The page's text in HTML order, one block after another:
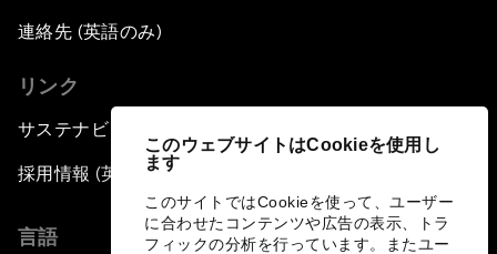
このウェブサイトはCookieを使用し
ます
このサイトではCookieを使って、ユーザー
に合わせたコンテンツや広告の表示、トラ
フィックの分析を行っています。またユー
連絡先 (英語のみ)
リンク
サステナビリティへの取り組み
採用情報 (英語のみ)
言語